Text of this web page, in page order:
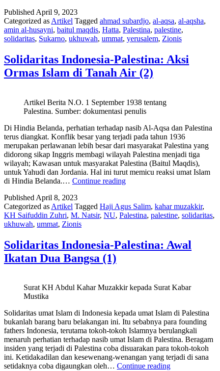
Palestina:
Dari
Ormas
ke
(3)
Published April 9, 2023
Categorized as Artikel Tagged ahmad subardjo, al-aqsa, al-aqsha,
amin al-husayni, baitul maqdis, Hatta, Palestina, palestine,
solidaritas, Sukarno, ukhuwah, ummat, yerusalem, Zionis
Solidaritas Indonesia-Palestina: Aksi
Ormas Islam di Tanah Air (2)
Artikel Berita N.O. 1 September 1938 tentang
Palestina. Sumber: dokumentasi penulis
Di Hindia Belanda, perhatian terhadap nasib Al-Aqsa dan Palestina
terus diangkat. Konflik besar yang terjadi pada tahun 1936
merupakan perlawanan lebih besar dari masyarakat Palestina yang
didorong sikap Inggris membagi wilayah Palestina menjadi tiga
wilayah; Kawasan untuk masyarakat Palestina (Baitul Maqdis),
untuk Yahudi dan Jordania. Hal ini turut memicu reaksi umat Islam
di Hindia Belanda.… Continue readingSolidaritas
Aksi
Ormas
Tanah
Air
Published April 8, 2023
Categorized as Artikel Tagged Haji Agus Salim, kahar muzakkir,
KH Saifuddin Zuhri, M. Natsir, NU, Palestina, palestine, solidaritas,
ukhuwah, ummat, Zionis
Solidaritas Indonesia-Palestina: Awal
Ikatan Dua Bangsa (1)
Surat KH Abdul Kahar Muzakkir kepada Surat Kabar
Mustika
Solidaritas umat Islam di Indonesia kepada umat Islam di Palestina
bukanlah barang baru belakangan ini. Itu sebabnya para founding
fathers Indonesia, terutama tokoh-tokoh Islamnya berulangkali
menaruh perhatian terhadap nasib umat Islam di Palestina. Beragam
insiden yang terjadi di Palestina coba disuarakan para tokoh-tokoh
ini. Ketidakadilan dan kesewenang-wenangan yang terjadi di sana
setidaknya coba digaungkan oleh… Continue readingSolidaritas